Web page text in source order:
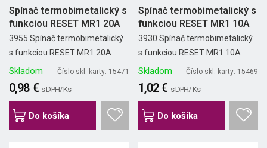
Spínač termobimetalický s
funkciou RESET MR1 20A
3955 Spínač termobimetalický
s funkciou RESET MR1 20A
Skladom Číslo skl. karty: 15471
0,98 € s DPH/ Ks
Do košíka
Spínač termobimetalický s
funkciou RESET MR1 10A
3930 Spínač termobimetalický
s funkciou RESET MR1 10A
Skladom Číslo skl. karty: 15469
1,02 € s DPH/ Ks
Do košíka